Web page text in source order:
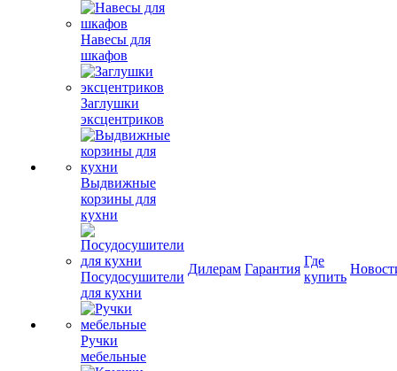
Навесы для
шкафов
Заглушки
эксцентриков
Выдвижные
корзины для
кухни
Посудосушители
для кухни
Ручки
мебельные
Дилерам Гарантия
Где
купить